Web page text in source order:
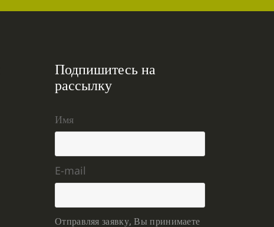
Подпишитесь на
рассылку
Имя
E-mail
Отправляя заявку, Вы принимаете